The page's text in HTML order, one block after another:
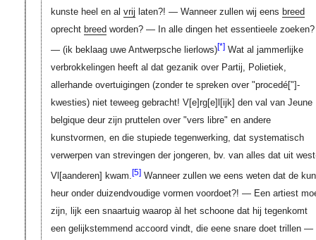
kunste heel en al vrij laten?! — Wanneer zullen wij eens breed
oprecht breedworden? — In alle dingen het essentieele zoeken?
— (ik beklaag uwe Antwerpsche lierlows)[*]Wat al jammerlijke
verbrokkelingen heeft al dat gezanik over Partij, Polietiek,
allerhande overtuigingen (zonder te spreken over "procedé["]-
kwesties) niet teweeg gebracht! V[e]rg[e]l[ijk] den val van Jeune
belgique deur zijn pruttelen over "vers libre" en andere
kunstvormen, en die stupiede tegenwerking, dat systematisch
verwerpen van strevingen der jongeren, bv. van alles dat uit
Vl[aanderen] kwam.[5]Wanneer zullen we eens weten dat de
heur onder duizendvoudige vormen voordoet?! — Een artiest
zijn, lijk een snaartuig waarop àl het schoone dat hij tegenkomt
een gelijkstemmend accoord vindt, die eene snare doet trillen —